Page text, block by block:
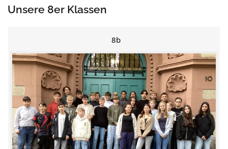
Unsere 8er Klassen
8b